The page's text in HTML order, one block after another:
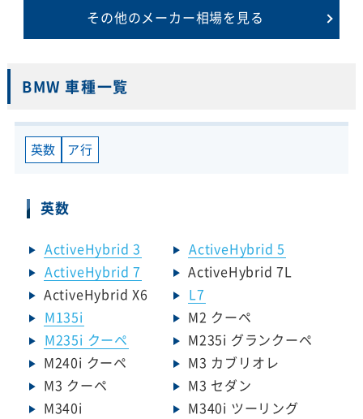
その他のメーカー相場を見る
BMW 車種一覧
英数 ア行
英数
ActiveHybrid 3
ActiveHybrid 5
ActiveHybrid 7
ActiveHybrid 7L
ActiveHybrid X6
L7
M135i
M2 クーペ
M235i クーペ
M235i グランクーペ
M240i クーペ
M3 カブリオレ
M3 クーペ
M3 セダン
M340i
M340i ツーリング